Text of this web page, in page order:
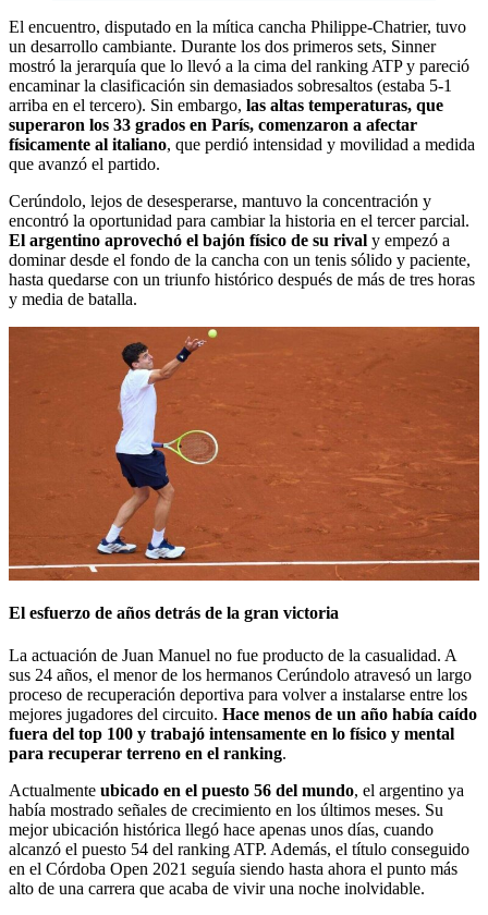
El encuentro, disputado en la mítica cancha Philippe-Chatrier, tuvo
un desarrollo cambiante. Durante los dos primeros sets, Sinner
mostró la jerarquía que lo llevó a la cima del ranking ATP y pareció
encaminar la clasificación sin demasiados sobresaltos (estaba 5-1
arriba en el tercero). Sin embargo, las altas temperaturas, que
superaron los 33 grados en París, comenzaron a afectar
físicamente al italiano, que perdió intensidad y movilidad a medida
que avanzó el partido.
Cerúndolo, lejos de desesperarse, mantuvo la concentración y
encontró la oportunidad para cambiar la historia en el tercer parcial.
El argentino aprovechó el bajón físico de su rival y empezó a
dominar desde el fondo de la cancha con un tenis sólido y paciente,
hasta quedarse con un triunfo histórico después de más de tres horas
y media de batalla.
El esfuerzo de años detrás de la gran victoria
La actuación de Juan Manuel no fue producto de la casualidad. A
sus 24 años, el menor de los hermanos Cerúndolo atravesó un largo
proceso de recuperación deportiva para volver a instalarse entre los
mejores jugadores del circuito. Hace menos de un año había caído
fuera del top 100 y trabajó intensamente en lo físico y mental
para recuperar terreno en el ranking.
Actualmente ubicado en el puesto 56 del mundo, el argentino ya
había mostrado señales de crecimiento en los últimos meses. Su
mejor ubicación histórica llegó hace apenas unos días, cuando
alcanzó el puesto 54 del ranking ATP. Además, el título conseguido
en el Córdoba Open 2021 seguía siendo hasta ahora el punto más
alto de una carrera que acaba de vivir una noche inolvidable.